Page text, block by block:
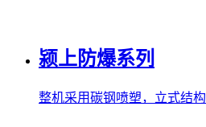
颍上防爆系列
整机采用碳钢喷塑，立式结